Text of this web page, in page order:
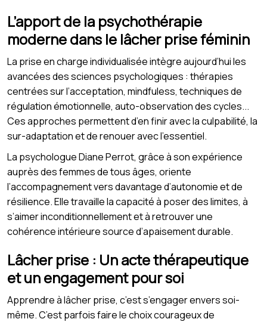
L’apport de la psychothérapie
moderne dans le lâcher prise féminin
La prise en charge individualisée intègre aujourd’hui les
avancées des sciences psychologiques : thérapies
centrées sur l’acceptation, mindfuless, techniques de
régulation émotionnelle, auto-observation des cycles...
Ces approches permettent d’en finir avec la culpabilité, la
sur-adaptation et de renouer avec l’essentiel.
La psychologue Diane Perrot, grâce à son expérience
auprès des femmes de tous âges, oriente
l’accompagnement vers davantage d’autonomie et de
résilience. Elle travaille la capacité à poser des limites, à
s’aimer inconditionnellement et à retrouver une
cohérence intérieure source d’apaisement durable.
Lâcher prise : Un acte thérapeutique
et un engagement pour soi
Apprendre à lâcher prise, c’est s’engager envers soi-
même. C’est parfois faire le choix courageux de